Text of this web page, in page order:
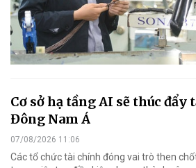
Cơ sở hạ tầng AI sẽ thúc
Đông Nam Á
07/08/2026 11:06
Các tổ chức tài chính đóng vai trò then